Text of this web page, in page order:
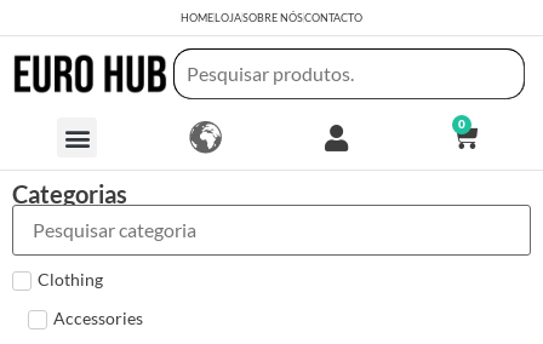
HOMELOJASOBRE NÓSCONTACTO
0
Categorias
Clothing
Accessories